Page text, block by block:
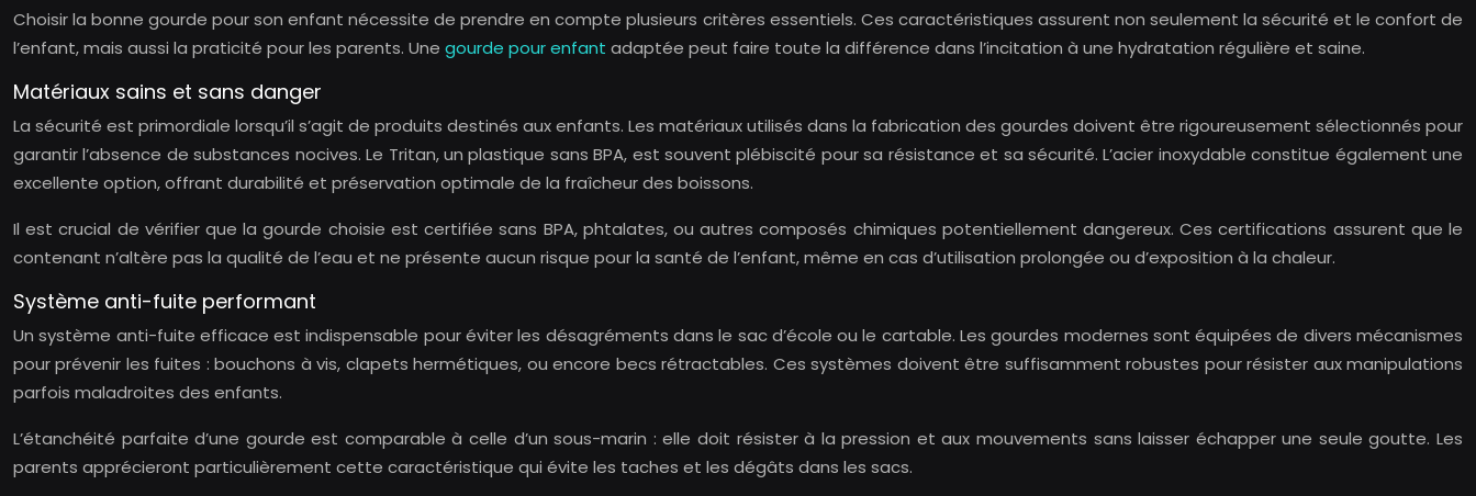
Choisir la bonne gourde pour son enfant nécessite de prendre en compte plusieurs critères essentiels. Ces caractéristiques assurent non seulement la sécurité et le confort de
l’enfant, mais aussi la praticité pour les parents. Une gourde pour enfant adaptée peut faire toute la différence dans l’incitation à une hydratation régulière et saine.
Matériaux sains et sans danger
La sécurité est primordiale lorsqu’il s’agit de produits destinés aux enfants. Les matériaux utilisés dans la fabrication des gourdes doivent être rigoureusement sélectionnés pour
garantir l’absence de substances nocives. Le Tritan, un plastique sans BPA, est souvent plébiscité pour sa résistance et sa sécurité. L’acier inoxydable constitue également une
excellente option, offrant durabilité et préservation optimale de la fraîcheur des boissons.
Il est crucial de vérifier que la gourde choisie est certifiée sans BPA, phtalates, ou autres composés chimiques potentiellement dangereux. Ces certifications assurent que le
contenant n’altère pas la qualité de l’eau et ne présente aucun risque pour la santé de l’enfant, même en cas d’utilisation prolongée ou d’exposition à la chaleur.
Système anti-fuite performant
Un système anti-fuite efficace est indispensable pour éviter les désagréments dans le sac d’école ou le cartable. Les gourdes modernes sont équipées de divers mécanismes
pour prévenir les fuites : bouchons à vis, clapets hermétiques, ou encore becs rétractables. Ces systèmes doivent être suffisamment robustes pour résister aux manipulations
parfois maladroites des enfants.
L’étanchéité parfaite d’une gourde est comparable à celle d’un sous-marin : elle doit résister à la pression et aux mouvements sans laisser échapper une seule goutte. Les
parents apprécieront particulièrement cette caractéristique qui évite les taches et les dégâts dans les sacs.